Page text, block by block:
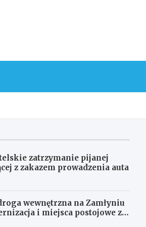
zatrzymanie pijanej
z zakazem prowadzenia auta
wewnętrzna na Zamłyniu
i miejsca postojowe za